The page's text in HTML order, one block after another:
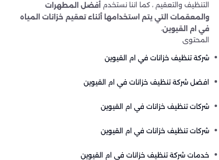
التنظيف والتعقيم ، كما اننا نستخدم أفضل المطهرات
والمعقمات التي يتم استخدامها أثناء تعقيم خزانات المياه
في ام القيوين.
المحتوى
شركة تنظيف خزانات في ام القيوين
افضل شركة تنظيف خزانات في ام القيوين
شركات تنظيف خزانات في ام القيوين
شركات تنظيف خزانات في ام القيوين
خدمات شركة تنظيف خزانات في ام القيوين